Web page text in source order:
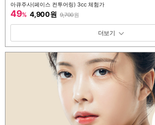
아큐주사(페이스 컨투어링) 3cc 체험가
49% 4,900원 9,700원
패키지 보기 토글